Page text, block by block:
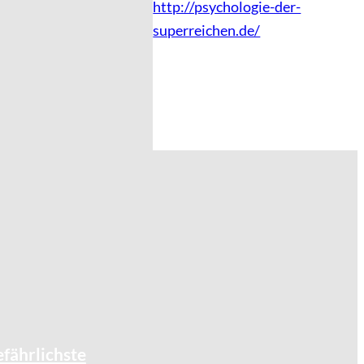
http://psychologie-der-
superreichen.de/